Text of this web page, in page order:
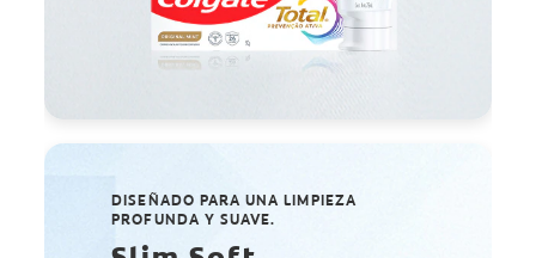
DISEÑADO PARA UNA LIMPIEZA
PROFUNDA Y SUAVE.